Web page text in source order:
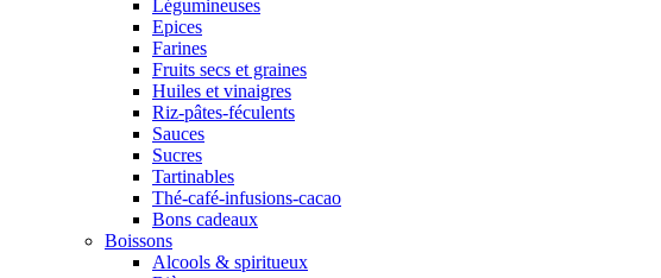
Légumineuses
Epices
Farines
Fruits secs et graines
Huiles et vinaigres
Riz-pâtes-féculents
Sauces
Sucres
Tartinables
Thé-café-infusions-cacao
Bons cadeaux
Boissons
Alcools & spiritueux